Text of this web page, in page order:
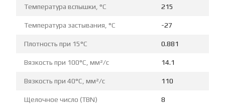
Температура вспышки, °C 215
Температура застывания, °C -27
Плотность при 15°C 0.881
Вязкость при 100°C, мм²/с 14.1
Вязкость при 40°C, мм²/с 110
Щелочное число (TBN) 8